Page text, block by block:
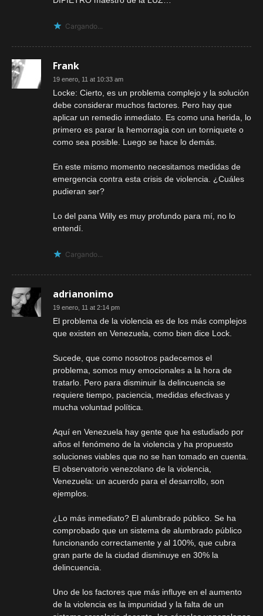
Cargando...
Frank
19 enero, 11 at 10:33 am
Locke: Cierto, es un problema complejo y la solución
debe considerar muchos factores. Pero hay que
aplicar un remedio inmediato. Es como una herida, lo
primero es parar la hemorragia con un torniquete o
como sea posible. Luego se hace lo demás.
En este mismo momento necesitamos medidas de
emergencia contra esta crisis de violencia. ¿Cuáles
pudieran ser?
Lo del pana Willy es muy profundo para mí, no lo
entendí.
Cargando...
adrianonimo
19 enero, 11 at 2:14 pm
El problema de la violencia es de los más complejos
que existen en Venezuela, como bien dice Lock.
Sucede, que como nosotros padecemos el
problema, somos muy emocionales a la hora de
tratarlo. Pero para disminuir la delincuencia se
requiere tiempo, paciencia, medidas efectivas y
mucha voluntad política.
Aquí en Venezuela hay gente que ha estudiado por
años el fenómeno de la violencia y ha propuesto
soluciones viables que no se han tomado en cuenta.
El observatorio venezolano de la violencia,
Venezuela: un acuerdo para el desarrollo, son
ejemplos.
¿Lo más inmediato? El alumbrado público. Se ha
comprobado que un sistema de alumbrado público
funcionando correctamente y al 100%, que cubra
gran parte de la ciudad disminuye en 30% la
delincuencia.
Uno de los factores que más influye en el aumento
de la violencia es la impunidad y la falta de un